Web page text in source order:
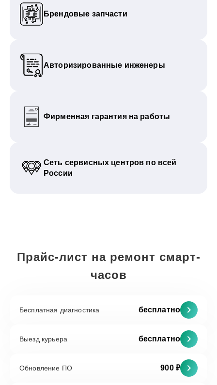
Брендовые запчасти
Авторизированные инженеры
Фирменная гарантия на работы
Сеть сервисных центров по всей
России
Прайс-лист на ремонт смарт-
часов
Бесплатная диагностика бесплатно
Выезд курьера бесплатно
Обновление ПО 900 ₽